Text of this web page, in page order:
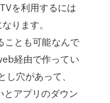
を利用するには
ります。
ことも可能なんで
経由で作ってい
穴があって、
とアプリのダウン